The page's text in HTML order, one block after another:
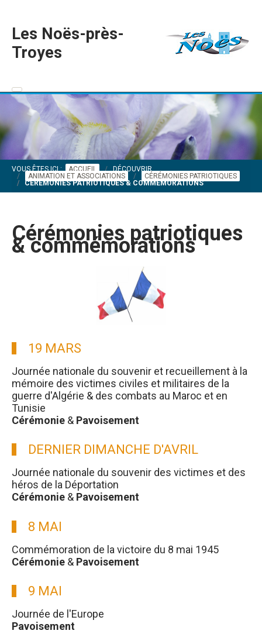
Les Noës-près-
Troyes
VOUS ÊTES ICI : ACCUEIL
DÉCOUVRIR
ANIMATION ET ASSOCIATIONS
CÉRÉMONIES PATRIOTIQUES
CÉRÉMONIES PATRIOTIQUES & COMMÉMORATIONS
Cérémonies patriotiques
& commémorations
19 MARS
Journée nationale du souvenir et recueillement à la
mémoire des victimes civiles et militaires de la
guerre d'Algérie & des combats au Maroc et en
Tunisie
Cérémonie & Pavoisement
DERNIER DIMANCHE D'AVRIL
Journée nationale du souvenir des victimes et des
héros de la Déportation
Cérémonie & Pavoisement
8 MAI
Commémoration de la victoire du 8 mai 1945
Cérémonie & Pavoisement
9 MAI
Journée de l'Europe
Pavoisement